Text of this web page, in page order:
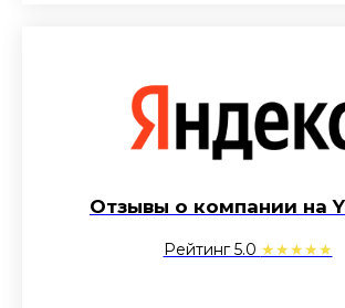
Отзывы о компании на
Рейтинг 5.0 ★★★★★